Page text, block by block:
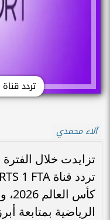
تردد قناة beIN SPORTS 1 FTA
آلاء محمدي
تزايدت خلال
الرياضية بمتابعة